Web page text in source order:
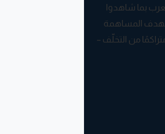
بما شاهدوا
بهدف المساهمة
من التخلّف –
د. أنيس صايغ